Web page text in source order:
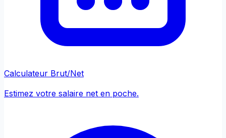
Calculateur Brut/Net
Estimez votre salaire net en poche.